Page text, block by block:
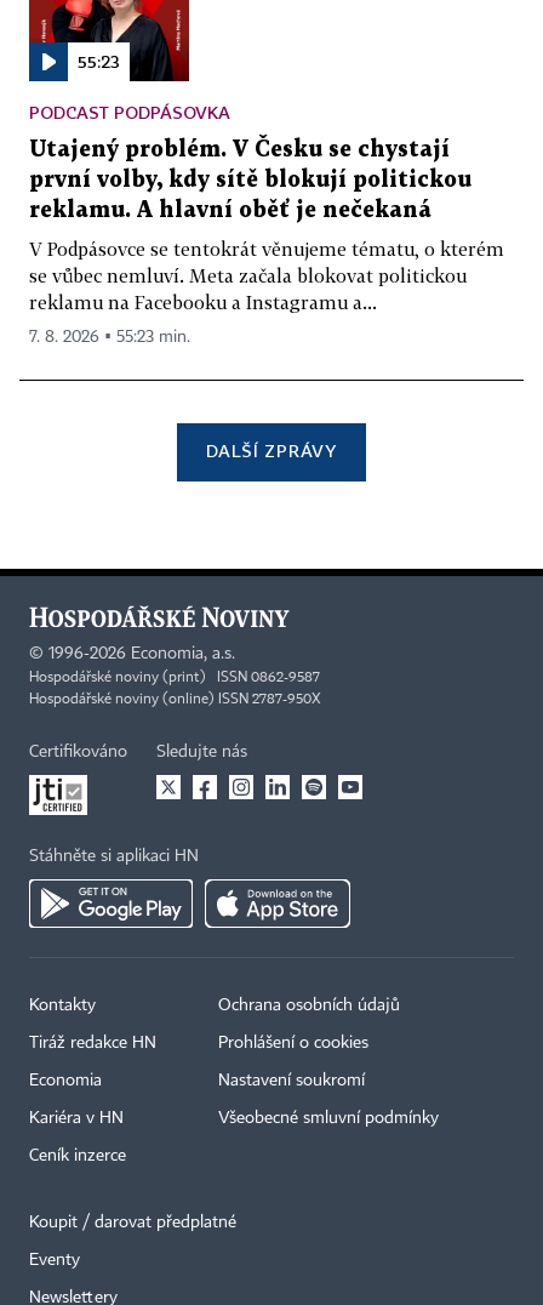
55:23
PODCAST PODPÁSOVKA
Utajený problém. V Česku se chystají
první volby, kdy sítě blokují politickou
reklamu. A hlavní oběť je nečekaná
V Podpásovce se tentokrát věnujeme tématu, o kterém
se vůbec nemluví. Meta začala blokovat politickou
reklamu na Facebooku a Instagramu a...
7. 8. 2026 ▪ 55:23 min.
DALŠÍ ZPRÁVY
© 1996-2026 Economia, a.s.
Hospodářské noviny (print) ISSN 0862-9587
Hospodářské noviny (online) ISSN 2787-950X
Certifikováno Sledujte nás
Stáhněte si aplikaci HN
Kontakty
Tiráž redakce HN
Economia
Kariéra v HN
Ceník inzerce
Ochrana osobních údajů
Prohlášení o cookies
Nastavení soukromí
Všeobecné smluvní podmínky
Koupit / darovat předplatné
Eventy
Newslettery